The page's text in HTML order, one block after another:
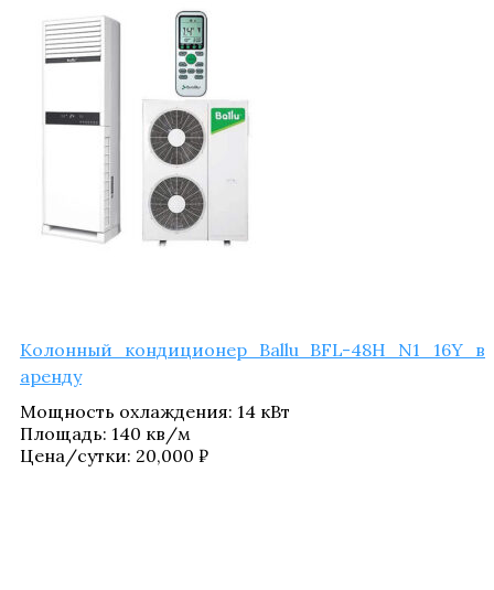
Колон­ный кон­ди­ци­о­нер Ballu BFL-48H N1_​16Y в
аренду
Мощ­ность охла­жде­ния: 14 кВт
Пло­щадь: 140 кв/​м
Цена/​сутки: 20,000 ₽